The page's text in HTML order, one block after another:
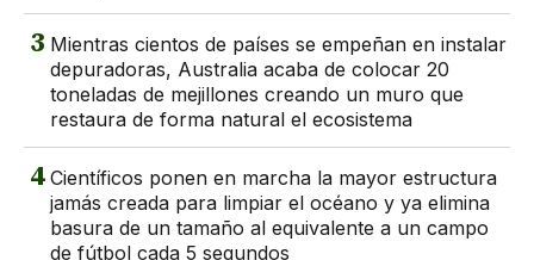
3 Mientras cientos de países se empeñan en instalar
depuradoras, Australia acaba de colocar 20
toneladas de mejillones creando un muro que
restaura de forma natural el ecosistema
4 Científicos ponen en marcha la mayor estructura
jamás creada para limpiar el océano y ya elimina
basura de un tamaño al equivalente a un campo
de fútbol cada 5 segundos